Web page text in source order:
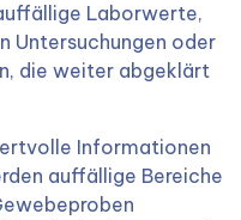
Laborwerte,
Untersuchungen oder
die weiter abgeklärt
Informationen
auffällige Bereiche